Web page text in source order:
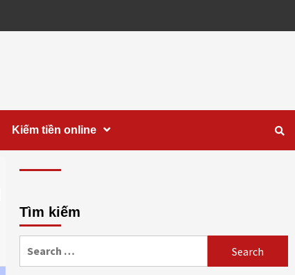
Kiếm tiền online
Tìm kiếm